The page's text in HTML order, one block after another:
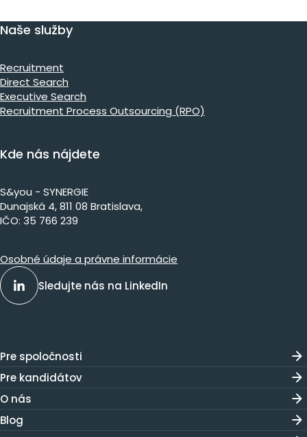
Naše služby
Recruitment
Direct Search
Executive Search
Recruitment Process Outsourcing (RPO)
Kde nás nájdete
S&you - SYNERGIE
Dunajs​ká 4, 811 08 Bratislava,​​​​
IČO: 35 766 239
Osobné údaje a právne informácie
Sledujte nás na LinkedIn
Pre spoločnosti
Pre kandidátov
O nás
Blog